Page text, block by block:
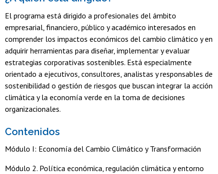
El programa está dirigido a profesionales del ámbito
empresarial, financiero, público y académico interesados en
comprender los impactos económicos del cambio climático y en
adquirir herramientas para diseñar, implementar y evaluar
estrategias corporativas sostenibles. Está especialmente
orientado a ejecutivos, consultores, analistas y responsables de
sostenibilidad o gestión de riesgos que buscan integrar la acción
climática y la economía verde en la toma de decisiones
organizacionales.
Contenidos
Módulo I: Economía del Cambio Climático y Transformación
Módulo 2. Política económica, regulación climática y entorno